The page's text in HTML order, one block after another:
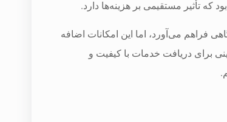
که تأثیر مستقیمی بر هزینه‌ها دارد.
فراهم می‌آورد، اما این امکانات اضافه
برای دریافت خدمات با کیفیت و